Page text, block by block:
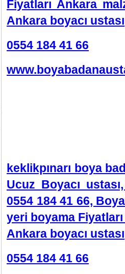
Fiyatları Ankara
Ankara boyacı ustası
0554 184 41 66
keklikpınarı boya
Ucuz Boyacı
0554 184 41 66,
yeri boyama
Ankara boyacı ustası
0554 184 41 66